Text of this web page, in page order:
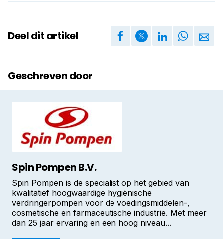
Deel dit artikel
Geschreven door
Spin Pompen B.V.
Spin Pompen is de specialist op het gebied van
kwalitatief hoogwaardige hygiënische
verdringerpompen voor de voedingsmiddelen-,
cosmetische en farmaceutische industrie. Met meer
dan 25 jaar ervaring en een hoog niveau...